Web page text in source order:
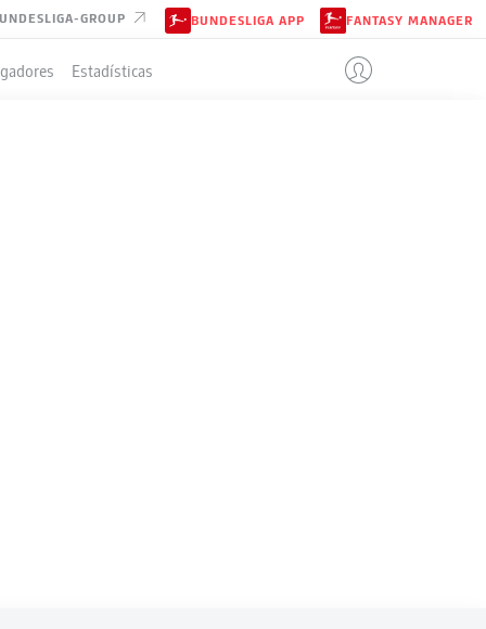
GROUP BUNDESLIGA APP FANTASY MANAGER
Estadísticas